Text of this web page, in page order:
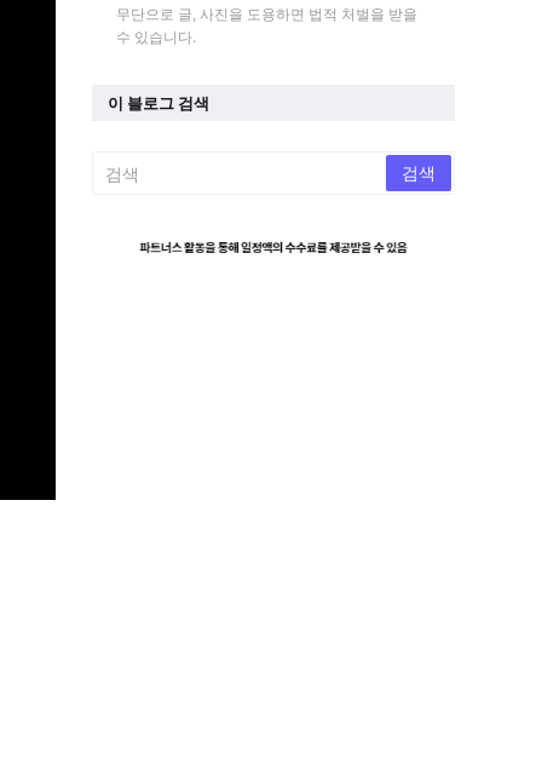
무단으로 글, 사진을 도용하면 법적 처벌을 받을
수 있습니다.
이 블로그 검색